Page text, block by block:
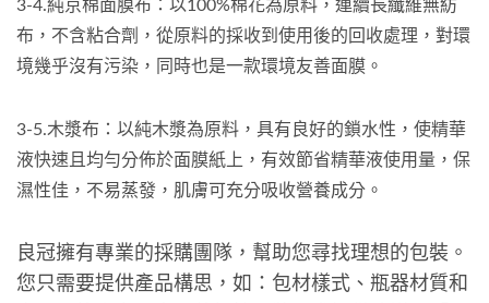
3-4.純京棉面膜布：以100%棉花為原料，連續長纖維無紡
布，不含粘合劑，從原料的採收到使用後的回收處理，對環
境幾乎沒有污染，同時也是一款環境友善面膜。
3-5.木漿布：以純木漿為原料，具有良好的鎖水性，使精華
液快速且均勻分佈於面膜紙上，有效節省精華液使用量，保
濕性佳，不易蒸發，肌膚可充分吸收營養成分。
良冠擁有專業的採購團隊，幫助您尋找理想的包裝。
您只需要提供產品構思，如：包材樣式、瓶器材質和